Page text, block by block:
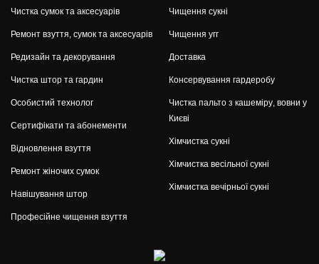
Чистка сумок та аксесуарів
Ремонт взуття, сумок та аксесуарів
Редизайн та декорування
Чистка штор та гардин
Особистий технолог
Сертифікати та абонементи
Відновлення взуття
Ремонт жіночих сумок
Навішування штор
Професійне чищення взуття
Чищення сукні
Чищення угг
Доставка
Консервування гардеробу
Чистка пальто з кашеміру, вовни у
Києві
Хімчистка сукні
Хімчистка весільної сукні
Хімчистка вечірньої сукні